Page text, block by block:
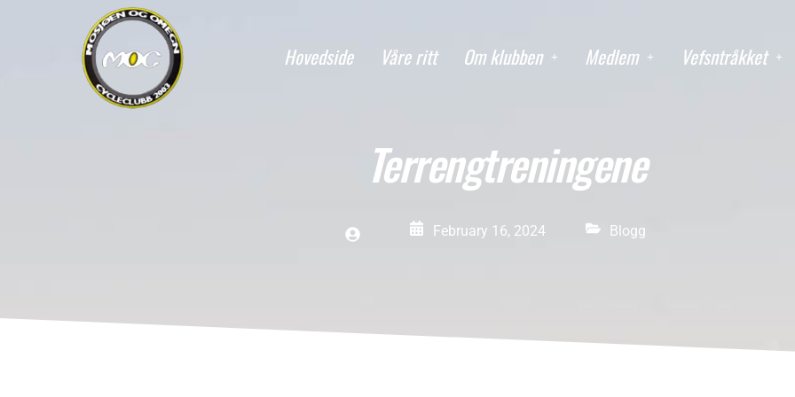
Hovedside Våre ritt Om klubben Medlem Vefsntråkket
Terrengtreningene
February 16, 2024 Blogg